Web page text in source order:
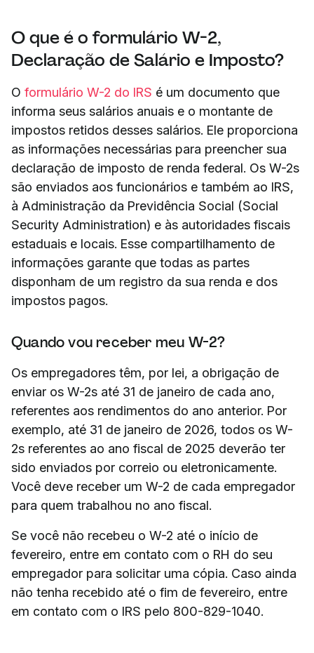
O que é o formulário W-2,
Declaração de Salário e Imposto?
O formulário W-2 do IRS é um documento que
informa seus salários anuais e o montante de
impostos retidos desses salários. Ele proporciona
as informações necessárias para preencher sua
declaração de imposto de renda federal. Os W-2s
são enviados aos funcionários e também ao IRS,
à Administração da Previdência Social (Social
Security Administration) e às autoridades fiscais
estaduais e locais. Esse compartilhamento de
informações garante que todas as partes
disponham de um registro da sua renda e dos
impostos pagos.
Quando vou receber meu W-2?
Os empregadores têm, por lei, a obrigação de
enviar os W-2s até 31 de janeiro de cada ano,
referentes aos rendimentos do ano anterior. Por
exemplo, até 31 de janeiro de 2026, todos os W-
2s referentes ao ano fiscal de 2025 deverão ter
sido enviados por correio ou eletronicamente.
Você deve receber um W-2 de cada empregador
para quem trabalhou no ano fiscal.
Se você não recebeu o W-2 até o início de
fevereiro, entre em contato com o RH do seu
empregador para solicitar uma cópia. Caso ainda
não tenha recebido até o fim de fevereiro, entre
em contato com o IRS pelo 800-829-1040.